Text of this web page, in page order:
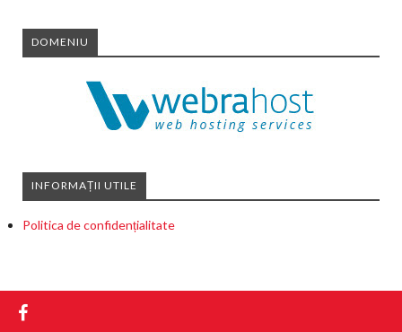
DOMENIU
INFORMAȚII UTILE
Politica de confidențialitate